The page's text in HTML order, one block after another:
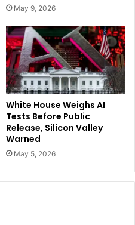
May 9, 2026
White House Weighs AI
Tests Before Public
Release, Silicon Valley
Warned
May 5, 2026